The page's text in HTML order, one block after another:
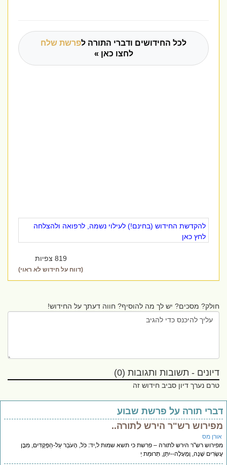
לכל החידושים ודברי התורה לפרשת שלח
לחצו כאן »
להקדשת החידוש (בחינם!) לעילוי נשמה, לרפואה ולהצלחה
לחץ כאן
819 צפיות
(דווח על חידוש לא ראוי)
חולק? מסכים? יש לך מה להוסיף? חווה דעתך על החידוש!
דיונים - תשובות ותגובות (0)
טרם נערך דיון סביב חידוש זה
תורה על פרשת שבוע
רש"ר הירש לתורה..
מס
רש"ר הירש לתורה – פרשת כי תשא שמות ל,יד: כֹּל, הָעֹבֵר עַל-הַפְּקֻדִים, מִבֶּן
שָׁנָה, וָמָעְלָה--יִתֵּן, תְּרוּמַת יְ